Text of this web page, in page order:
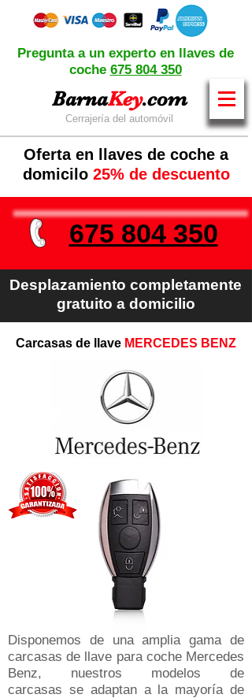
BarnaKey.com
Cerrajería del automóvil
Oferta en llaves de coche a
domicilo 25% de descuento
675 804 350
Desplazamiento completamente
gratuito a domicilio
Pregunta a un experto en llaves de
coche 675 804 350
Carcasas de llave MERCEDES BENZ
Disponemos de una amplia gama de
carcasas de llave para coche Mercedes
Benz, nuestros modelos de
carcasas se adaptan a la mayoría de